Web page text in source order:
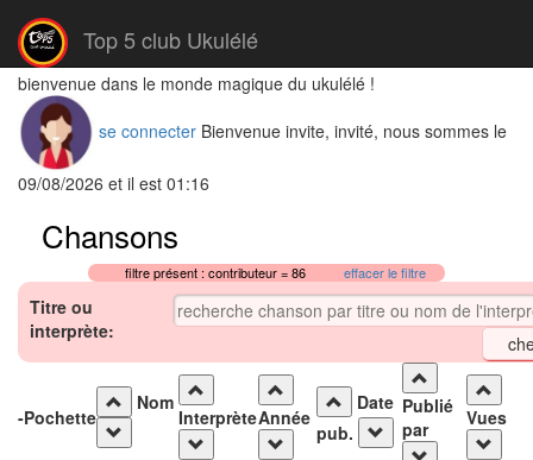
Top 5 club Ukulélé
bienvenue dans le monde magique du ukulélé !
se connecter Bienvenue invite, invité, nous sommes le
09/08/2026 et il est 01:16
Chansons
filtre présent : contributeur = 86 effacer le filtre
Titre ou
interprète:
-Pochette
Nom
InterprèteAnnée
Date
pub.
Publié
par
Vues